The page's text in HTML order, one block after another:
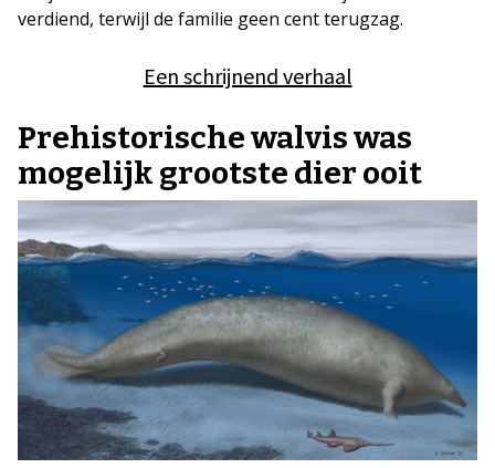
verdiend, terwijl de familie geen cent terugzag.
Een schrijnend verhaal
Prehistorische walvis was
mogelijk grootste dier ooit